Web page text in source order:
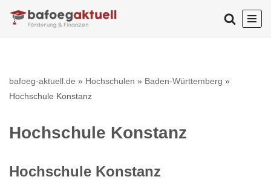
bafoeg-aktuell.de » Hochschulen » Baden-Württemberg »
Hochschule Konstanz
Hochschule Konstanz
Hochschule Konstanz